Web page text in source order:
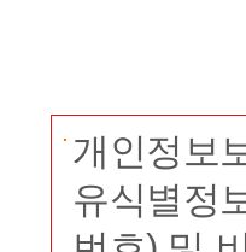
개인정보
유식별정